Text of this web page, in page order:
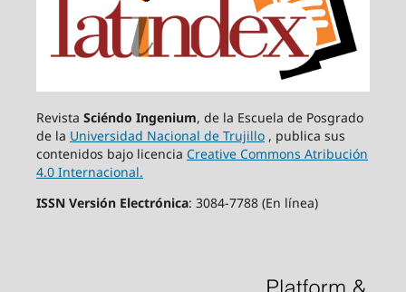
Revista Sciéndo Ingenium, de la Escuela de Posgrado
de la Universidad Nacional de Trujillo, publica sus
contenidos bajo licencia Creative Commons Atribución
4.0 Internacional.
ISSN Versión Electrónica: 3084-7788 (En línea)